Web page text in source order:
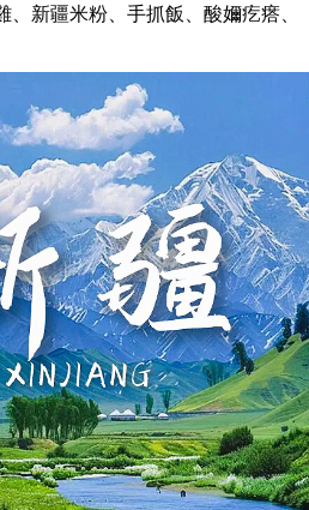
新疆米粉、手抓飯、酸嬭疙瘩、